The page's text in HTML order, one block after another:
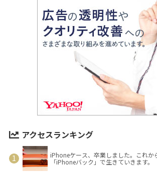
アクセスランキング
iPhoneケース、卒業しました。これか
「iPhoneバック」で生きていきます。